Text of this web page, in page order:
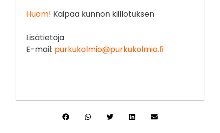
Huom! Kaipaa kunnon kiillotuksen
Lisätietoja
E-mail: purkukolmio@purkukolmio.fi